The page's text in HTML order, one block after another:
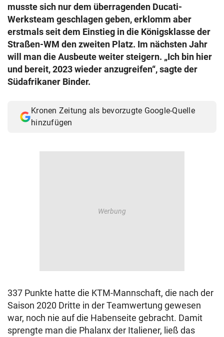
© Krone Multimedia GmbH & Co KG 2026
Muthgasse 2, 1190 Wien
musste sich nur dem überragenden Ducati-
Werksteam geschlagen geben, erklomm aber
erstmals seit dem Einstieg in die Königsklasse der
Straßen-WM den zweiten Platz. Im nächsten Jahr
will man die Ausbeute weiter steigern. „Ich bin hier
und bereit, 2023 wieder anzugreifen“, sagte der
Südafrikaner Binder.
Kronen Zeitung als bevorzugte Google-Quelle
hinzufügen
337 Punkte hatte die KTM-Mannschaft, die nach der
Saison 2020 Dritte in der Teamwertung gewesen
war, noch nie auf die Habenseite gebracht. Damit
sprengte man die Phalanx der Italiener, ließ das